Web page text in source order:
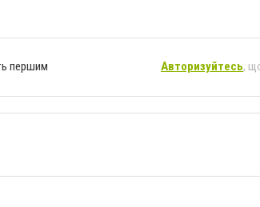
першим Авторизуйтесь,